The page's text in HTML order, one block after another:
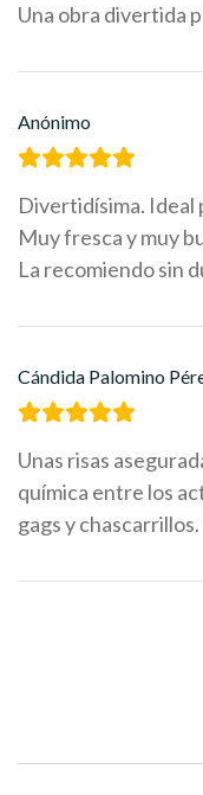
Una obra divertida
Anónimo
Divertidísima. Ideal
Muy fresca y muy
La recomiendo sin
Cándida Palomino
Unas risas
química entre los
gags y